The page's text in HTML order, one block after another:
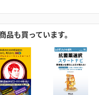
も買っています。